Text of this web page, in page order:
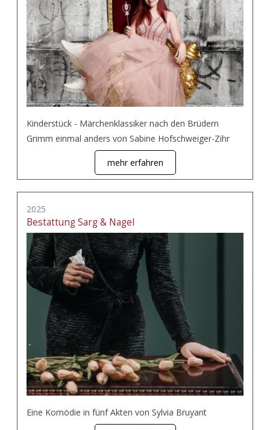
Kinderstück - Märchenklassiker nach den Brüdern
Grimm einmal anders von Sabine Hofschweiger-Zihr
mehr erfahren
2025
Bestattung Sarg & Nagel
Eine Komödie in fünf Akten von Sylvia Bruyant